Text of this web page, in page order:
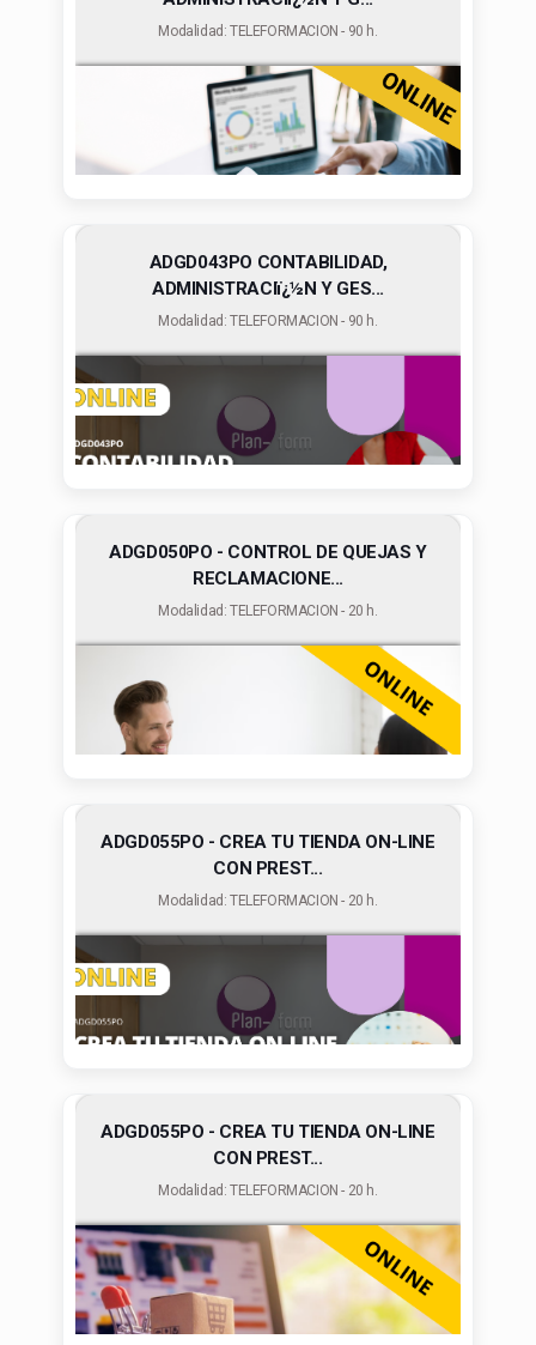
Modalidad: TELEFORMACION - 90 h.
ADGD043PO CONTABILIDAD,
ADMINISTRACIï¿½N Y GES...
Modalidad: TELEFORMACION - 90 h.
ADGD050PO - CONTROL DE QUEJAS Y
RECLAMACIONE...
Modalidad: TELEFORMACION - 20 h.
ADGD055PO - CREA TU TIENDA ON-LINE
CON PREST...
Modalidad: TELEFORMACION - 20 h.
ADGD055PO - CREA TU TIENDA ON-LINE
CON PREST...
Modalidad: TELEFORMACION - 20 h.